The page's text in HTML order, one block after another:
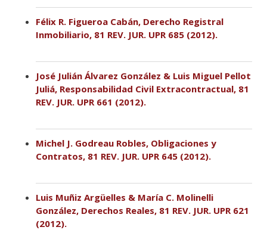
Félix R. Figueroa Cabán, Derecho Registral
Inmobiliario, 81 REV. JUR. UPR 685 (2012).
José Julián Álvarez González & Luis Miguel Pellot
Juliá, Responsabilidad Civil Extracontractual, 81
REV. JUR. UPR 661 (2012).
Michel J. Godreau Robles, Obligaciones y
Contratos, 81 REV. JUR. UPR 645 (2012).
Luis Muñiz Argüelles & María C. Molinelli
González, Derechos Reales, 81 REV. JUR. UPR 621
(2012).